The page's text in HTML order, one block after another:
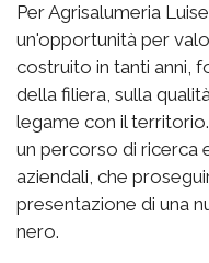
Per Agrisalumeria
un'opportunità per
costruito in tanti anni,
della filiera, sulla
legame con il territorio.
un percorso di ricerca
aziendali, che
presentazione di una
nero.